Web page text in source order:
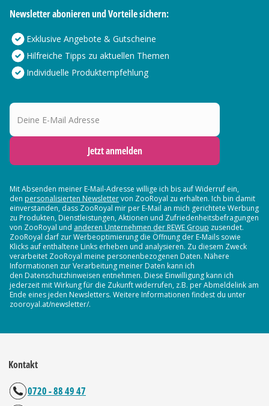
Newsletter abonieren und Vorteile sichern:
Exklusive Angebote & Gutscheine
Hilfreiche Tipps zu aktuellen Themen
Individuelle Produktempfehlung
Deine E-Mail Adresse
Jetzt anmelden
Mit Absenden meiner E-Mail-Adresse willige ich bis auf Widerruf ein,
den personalisierten Newslettervon ZooRoyal zu erhalten. Ich bin damit
einverstanden, dass ZooRoyal mir per E-Mail an mich gerichtete Werbung
zu Produkten, Dienstleistungen, Aktionen und Zufriedenheitsbefragungen
von ZooRoyal und anderen Unternehmen der REWE Group zusendet.
ZooRoyal darf zur Werbeoptimierung die Öffnung der E-Mails sowie
Klicks auf enthaltene Links erheben und analysieren. Zu diesem Zweck
verarbeitet ZooRoyal meine personenbezogenen Daten. Nähere
Informationen zur Verarbeitung meiner Daten kann ich
den Datenschutzhinweisen entnehmen. Diese Einwilligung kann ich
jederzeit mit Wirkung für die Zukunft widerrufen, z.B. per Abmeldelink am
Ende eines jeden Newsletters. Weitere Informationen findest du unter
zooroyal.at/newsletter/.
Kontakt
0720 - 88 49 47